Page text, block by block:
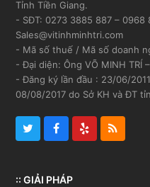
Tỉnh Tiền Giang.
- SĐT: 0273 3885 887 – 0968
Sales@vitinhminhtri.com
- Mã số thuế / Mã số doanh
- Đại diện: Ông VÕ MINH TRÍ
- Đăng ký lần đầu : 23/06/
08/08/2017 do Sở KH và ĐT
TwitterFacebook
Yelp RSS
:: GIẢI PHÁP